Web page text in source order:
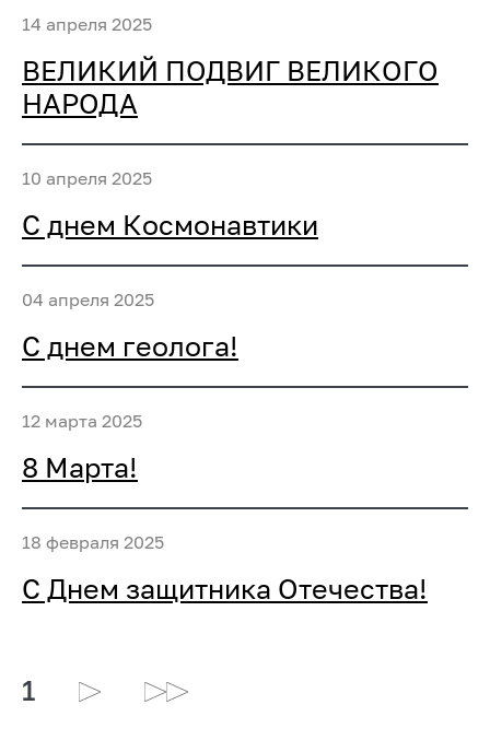
14 апреля 2025
ВЕЛИКИЙ ПОДВИГ ВЕЛИКОГО
НАРОДА
10 апреля 2025
С днем Космонавтики
04 апреля 2025
С днем геолога!
12 марта 2025
8 Марта!
18 февраля 2025
С Днем защитника Отечества!
1